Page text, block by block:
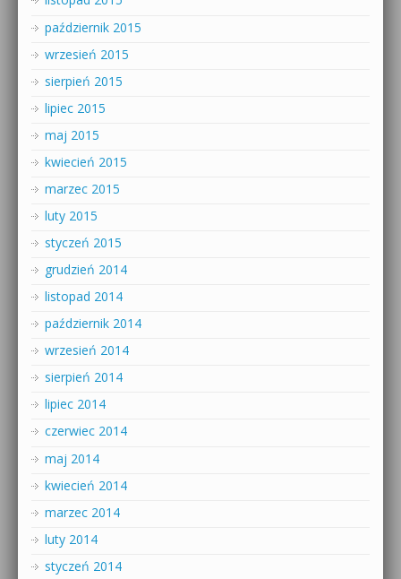
październik 2015
wrzesień 2015
sierpień 2015
lipiec 2015
maj 2015
kwiecień 2015
marzec 2015
luty 2015
styczeń 2015
grudzień 2014
listopad 2014
październik 2014
wrzesień 2014
sierpień 2014
lipiec 2014
czerwiec 2014
maj 2014
kwiecień 2014
marzec 2014
luty 2014
styczeń 2014